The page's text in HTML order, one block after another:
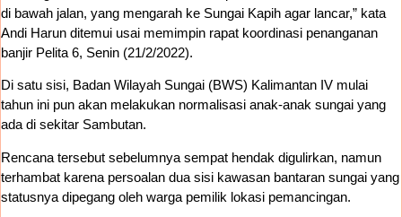
di bawah jalan, yang mengarah ke Sungai Kapih agar lancar,” kata
Andi Harun ditemui usai memimpin rapat koordinasi penanganan
banjir Pelita 6, Senin (21/2/2022).
Di satu sisi, Badan Wilayah Sungai (BWS) Kalimantan IV mulai
tahun ini pun akan melakukan normalisasi anak-anak sungai yang
ada di sekitar Sambutan.
Rencana tersebut sebelumnya sempat hendak digulirkan, namun
terhambat karena persoalan dua sisi kawasan bantaran sungai yang
statusnya dipegang oleh warga pemilik lokasi pemancingan.